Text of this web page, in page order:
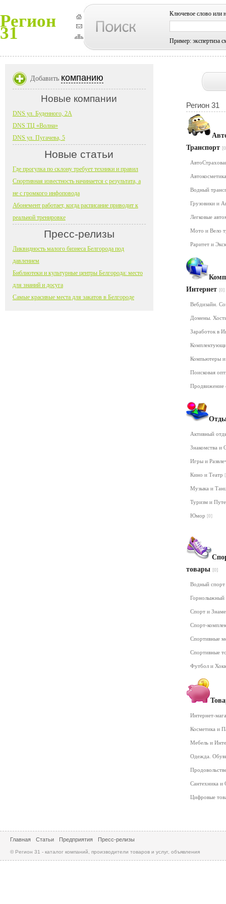
Регион
31
Ключевое слово или
Пример: экспертиза
Регион 31
Транспорт
Водный
Грузовики и
Легковые
Мото и Вело
Раритет и
Интернет [0]
Вебдизайн.
Домены.
Заработок в
Компьютеры
Поисковая
Продвижение
Активный
Знакомства и
Игры и
Кино и Театр
Музыка и
Туризм и
Юмор [0]
товары [0]
Водный спорт
Горнолыжный
Спорт и
Спорт-
Спортивные
Спортивные
Футбол и
Интернет-
Косметика и
Мебель и
Одежда.
Сантехника и
Цифровые
Добавить компанию
Новые компании
DNS ул. Буденного, 2А
DNS ТЦ «Волна»
DNS ул. Пугачева, 5
Новые статьи
Где прогулка по склону требует техники и правил
Спортивная известность начинается с результата, а
не с громкого инфоповода
Абонемент работает, когда расписание приводит к
реальной тренировке
Пресс-релизы
Ликвидность малого бизнеса Белгорода под
давлением
Библиотеки и культурные центры Белгорода: место
для знаний и досуга
Самые красивые места для закатов в Белгороде
Главная Статьи Предприятия Пресс-релизы
© Регион 31 - каталог компаний, производители товаров и услуг, объявления